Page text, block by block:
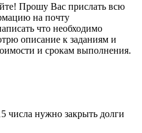
Прошу Вас прислать всю
на почту
что необходимо
описание к заданиям и
и срокам выполнения.
числа нужно закрыть долги